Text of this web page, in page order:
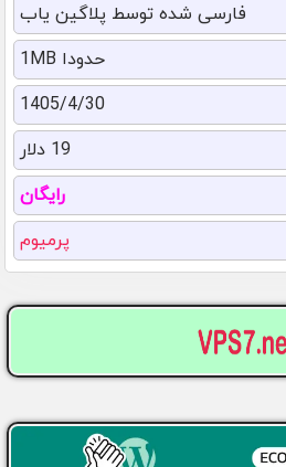
فارسی شده توسط پلاگین یاب
حدودا 1MB
1405/4/30
19 دلار
رایگان
پرمیوم